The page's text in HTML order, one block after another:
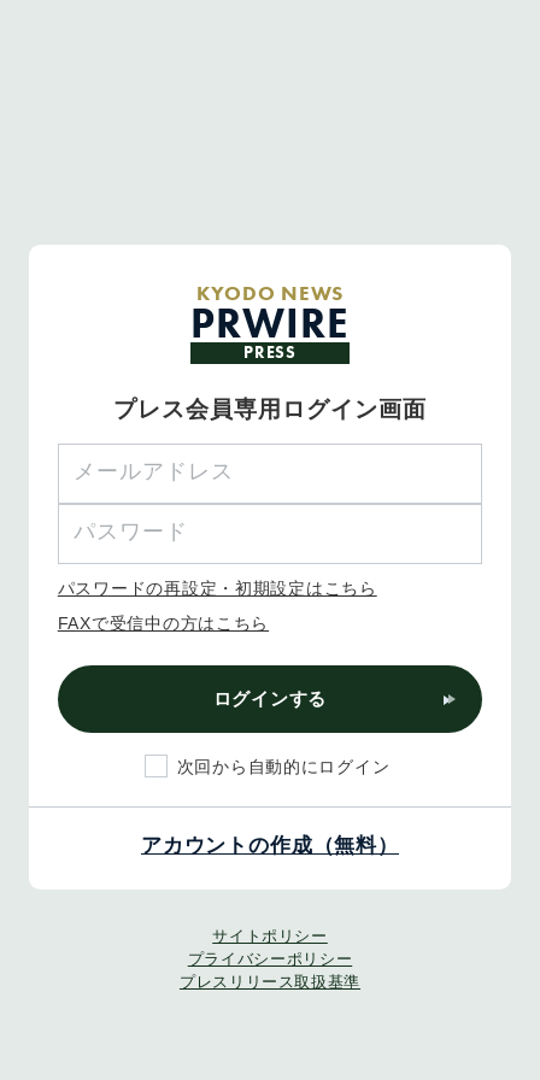
KYODO NEWS
PRWIRE
PRESS
プレス会員専用ログイン画面
パスワードの再設定・初期設定はこちら
FAXで受信中の方はこちら
ログインする
次回から自動的にログイン
アカウントの作成（無料）
サイトポリシー
プライバシーポリシー
プレスリリース取扱基準